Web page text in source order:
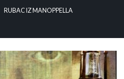
RUBAC IZ MANOPPELLA